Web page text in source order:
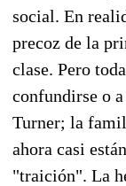
social. En
precoz de la
clase. Pero
confundirse o
Turner; la
ahora casi
"traición". La